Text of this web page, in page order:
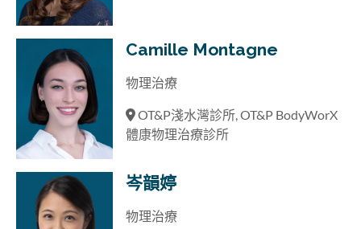
Camille Montagne
物理治療
OT&P淺水灣診所, OT&P BodyWorX
體康物理治療診所
岑韻婷
物理治療